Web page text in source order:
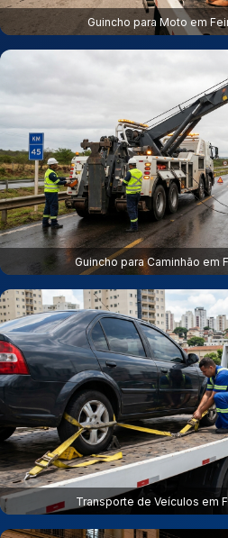
Guincho para Moto em
Guincho para Caminhão em
Transporte de Veículos em